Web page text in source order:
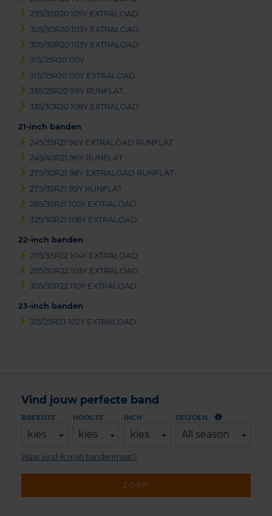
295/35R20 105Y EXTRALOAD
305/30R20 103Y EXTRALOAD
305/30R20 103Y EXTRALOAD
315/35R20 110Y
315/35R20 110Y EXTRALOAD
335/25R20 99Y RUNFLAT
335/30R20 108Y EXTRALOAD
21-inch banden
245/35R21 96Y EXTRALOAD RUNFLAT
245/40R21 96Y RUNFLAT
275/30R21 98Y EXTRALOAD RUNFLAT
275/35R21 99Y RUNFLAT
285/35R21 105Y EXTRALOAD
325/30R21 108Y EXTRALOAD
22-inch banden
275/35R22 104Y EXTRALOAD
295/30R22 103Y EXTRALOAD
305/35R22 110Y EXTRALOAD
23-inch banden
315/25R23 102Y EXTRALOAD
Vind jouw perfecte band
BREEDTE
kies
HOOGTE
kies
INCH
kies
SEIZOEN
All season
ZOEK
Waar vind ik mijn bandenmaat?